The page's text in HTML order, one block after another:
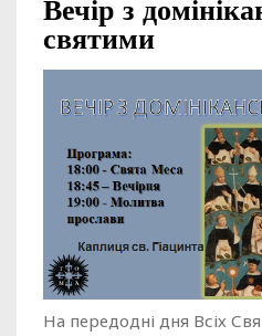
Вечір з
святими
На передодні дня Всіх